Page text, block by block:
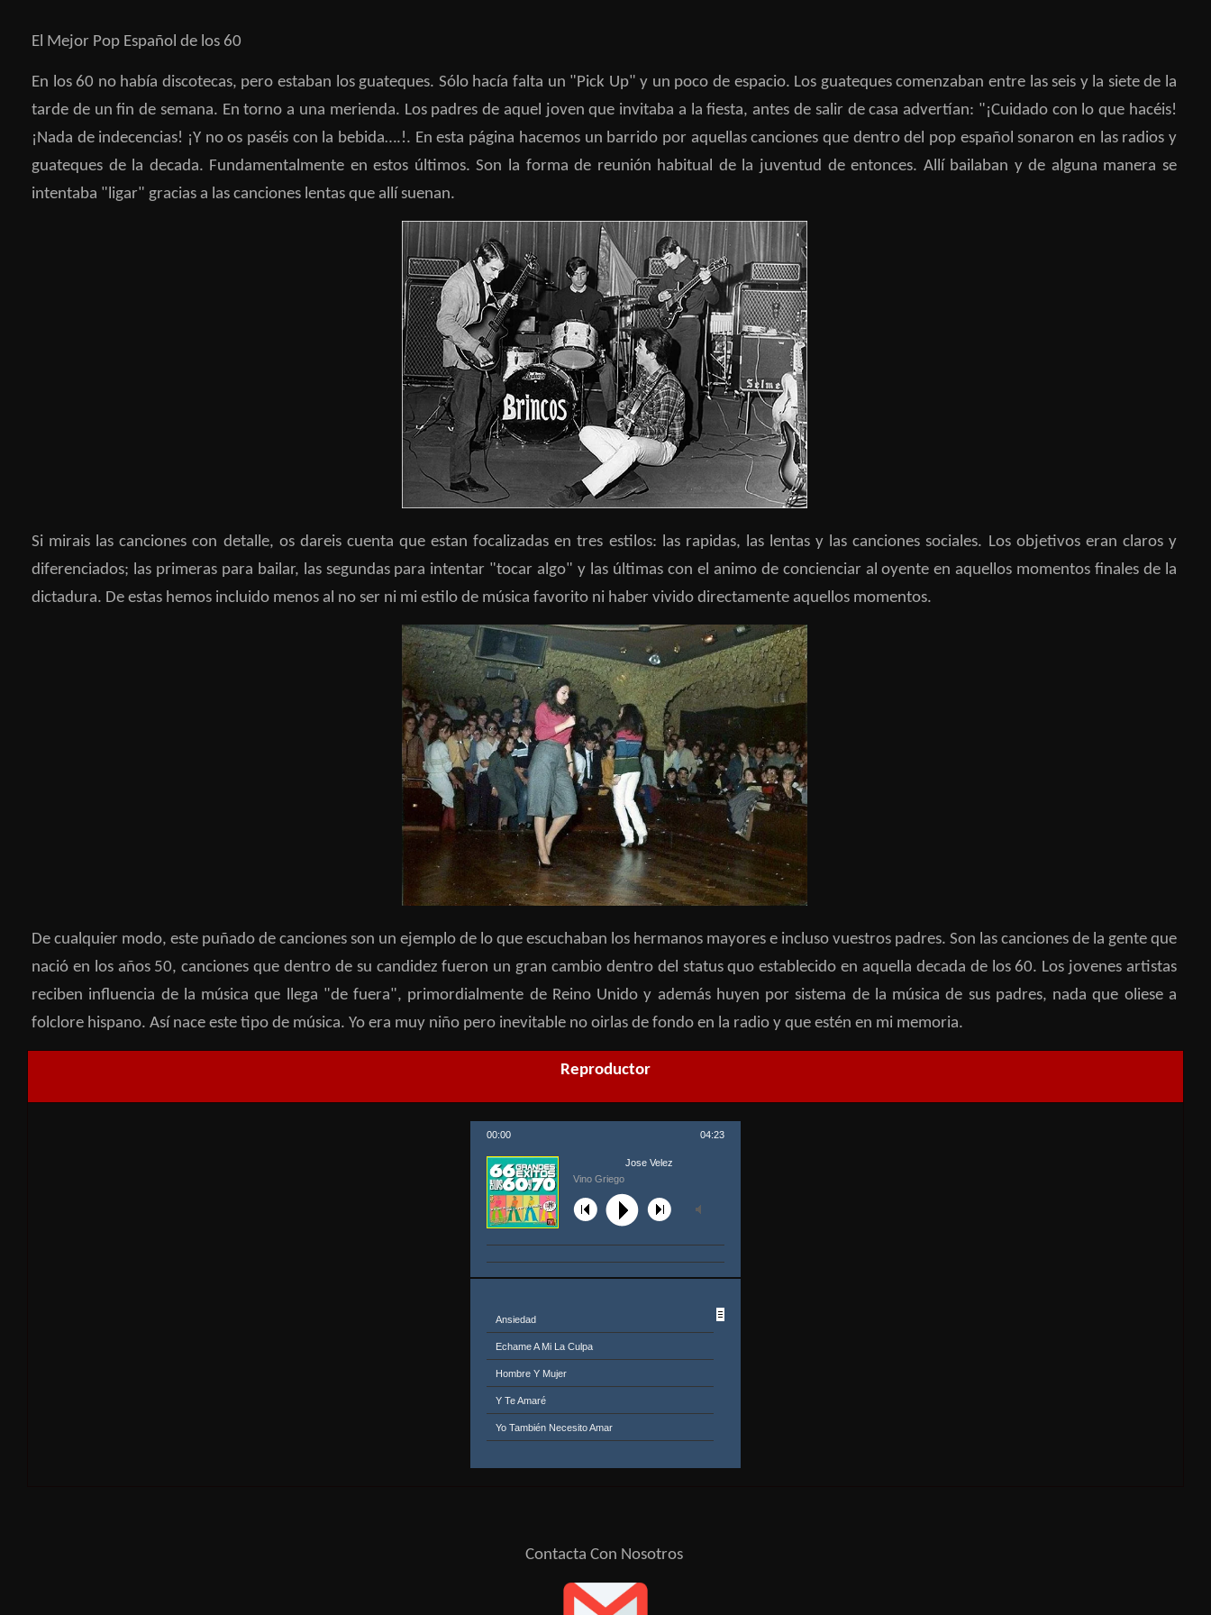
El Mejor Pop Español de los 60
En los 60 no había discotecas, pero estaban los guateques. Sólo hacía falta un "Pick Up" y un poco de espacio. Los guateques comenzaban entre las seis y la siete de la
tarde de un fin de semana. En torno a una merienda. Los padres de aquel joven que invitaba a la fiesta, antes de salir de casa advertían: "¡Cuidado con lo que hacéis!
¡Nada de indecencias! ¡Y no os paséis con la bebida….!. En esta página hacemos un barrido por aquellas canciones que dentro del pop español sonaron en las radios y
guateques de la decada. Fundamentalmente en estos últimos. Son la forma de reunión habitual de la juventud de entonces. Allí bailaban y de alguna manera se
intentaba "ligar" gracias a las canciones lentas que allí suenan.
Si mirais las canciones con detalle, os dareis cuenta que estan focalizadas en tres estilos: las rapidas, las lentas y las canciones sociales. Los objetivos eran claros y
diferenciados; las primeras para bailar, las segundas para intentar "tocar algo" y las últimas con el animo de concienciar al oyente en aquellos momentos finales de la
dictadura. De estas hemos incluido menos al no ser ni mi estilo de música favorito ni haber vivido directamente aquellos momentos.
De cualquier modo, este puñado de canciones son un ejemplo de lo que escuchaban los hermanos mayores e incluso vuestros padres. Son las canciones de la gente que
nació en los años 50, canciones que dentro de su candidez fueron un gran cambio dentro del status quo establecido en aquella decada de los 60. Los jovenes artistas
reciben influencia de la música que llega "de fuera", primordialmente de Reino Unido y además huyen por sistema de la música de sus padres, nada que oliese a
folclore hispano. Así nace este tipo de música. Yo era muy niño pero inevitable no oirlas de fondo en la radio y que estén en mi memoria.
Reproductor
00:00 04:23
Vino Griego
Jose Velez
Ansiedad
Echame A Mi La Culpa
Hombre Y Mujer
Y Te Amaré
Yo También Necesito Amar
Contacta Con Nosotros